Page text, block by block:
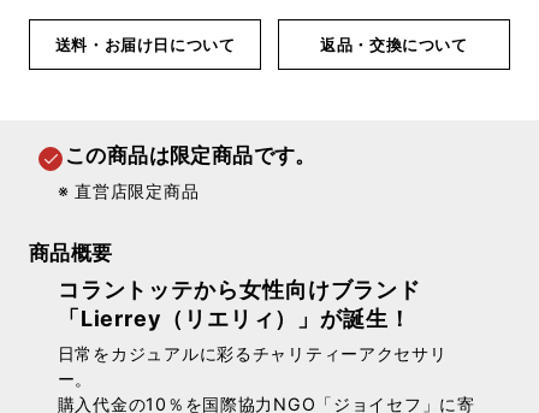
送料・お届け日について 返品・交換について
この商品は限定商品です。
※ 直営店限定商品
商品概要
コラントッテから女性向けブランド
「Lierrey（リエリィ）」が誕生！
日常をカジュアルに彩るチャリティーアクセサリ
ー。
購入代金の10％を国際協力NGO「ジョイセフ」に寄